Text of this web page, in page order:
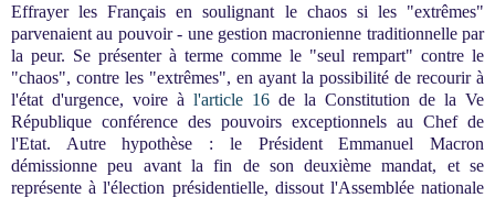
Effrayer les Français en soulignant le chaos si les "extrêmes"
parvenaient au pouvoir - une gestion macronienne traditionnelle par
la peur. Se présenter à terme comme le "seul rempart" contre le
"chaos", contre les "extrêmes", en ayant la possibilité de recourir à
l'état d'urgence, voire à l'article 16 de la Constitution de la Ve
République conférence des pouvoirs exceptionnels au Chef de
l'Etat. Autre hypothèse : le Président Emmanuel Macron
démissionne peu avant la fin de son deuxième mandat, et se
représente à l'élection présidentielle, dissout l'Assemblée nationale